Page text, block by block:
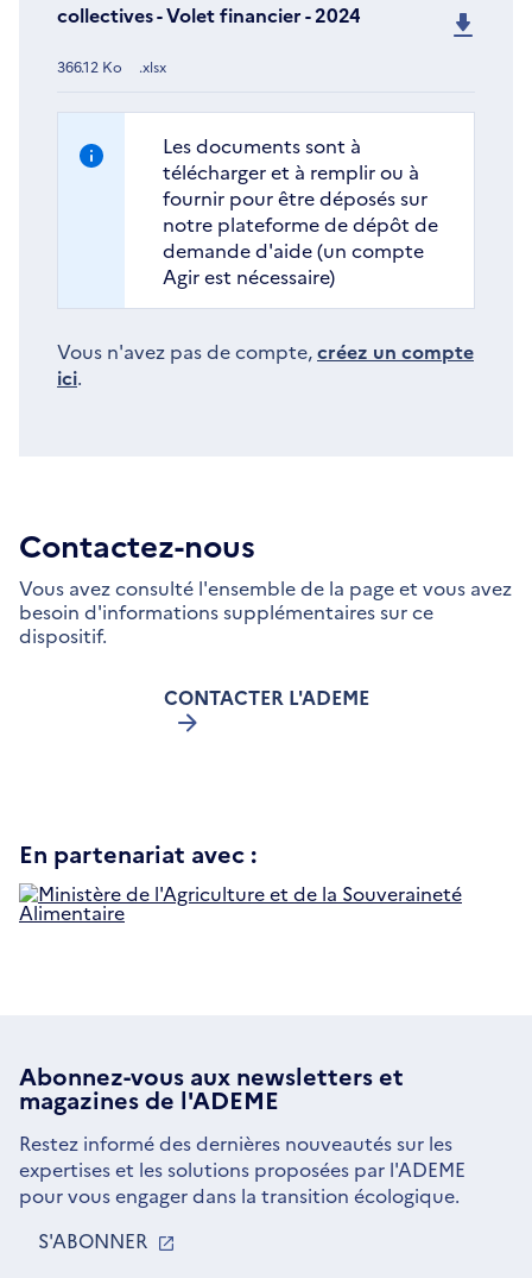
collectives - Volet financier - 2024
366.12 Ko .xlsx
Les documents sont à
télécharger et à remplir ou à
fournir pour être déposés sur
notre plateforme de dépôt de
demande d'aide (un compte
Agir est nécessaire)
Vous n'avez pas de compte,créez un compte
ici.
Contactez-nous
Vous avez consulté l'ensemble de la page et vous avez
besoin d'informations supplémentaires sur ce
dispositif.
CONTACTER L'ADEME
En partenariat avec :
Abonnez-vous aux newsletterset
magazines de l'ADEME
Restez informé des dernières nouveautés sur les
expertises et les solutions proposées par l'ADEME
pour vous engager dans la transition écologique.
S'ABONNER